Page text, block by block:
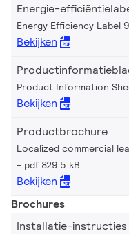
Energie-
Energy Efficiency Label
Bekijken
Product Information
Bekijken
Productbrochure
Localized commercial
pdf 829.5 kB
Bekijken
Brochures
Installatie-instructies